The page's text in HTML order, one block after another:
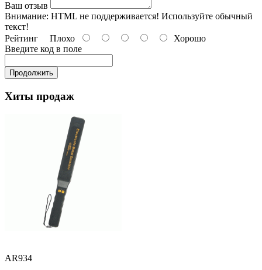
Ваш отзыв
Внимание: HTML не поддерживается! Используйте обычный
текст!
Рейтинг Плохо
Хорошо
Введите код в поле
Продолжить
Хиты продаж
AR934